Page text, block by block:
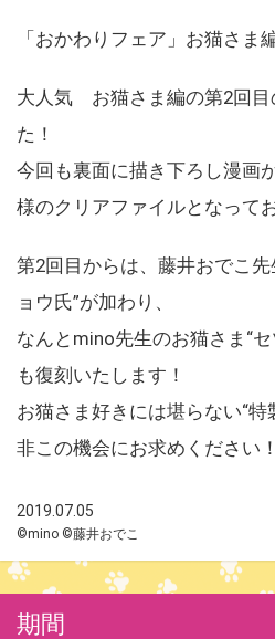
「おかわりフェア」お猫さ
大人気 お猫さま編の第2回目
た！
今回も裏面に描き下ろし漫画
様のクリアファイルとなって
第2回目からは、藤井おでこ
ョウ氏”が加わり、
なんとmino先生のお猫さま“
も復刻いたします！
お猫さま好きには堪らない“特
非この機会にお求めください！
2019.07.05
©mino ©藤井おでこ
期間